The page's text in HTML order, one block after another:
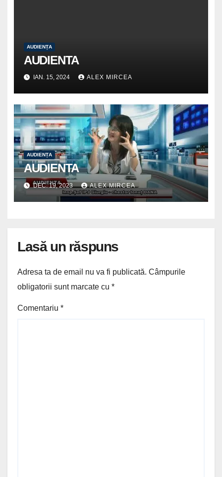
AUDIENȚA
AUDIENTA
IAN. 15, 2024 ALEX MIRCEA
AUDIENȚA
AUDIENTA
DEC. 19, 2023 ALEX MIRCEA
Lasă un răspuns
Adresa ta de email nu va fi publicată. Câmpurile
obligatorii sunt marcate cu *
Comentariu *